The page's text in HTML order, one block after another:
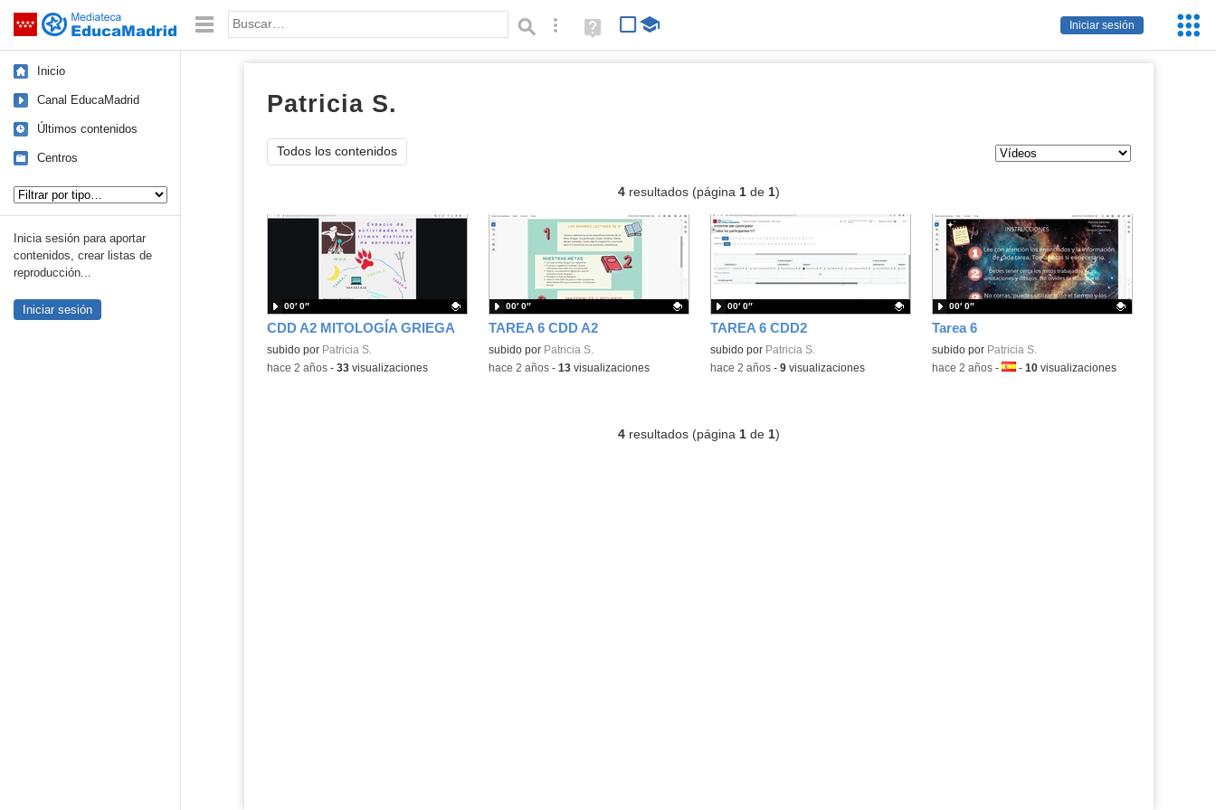
Saltar navegación
Iniciar sesión
Palabra o frase: Búsqueda avanzada
Ayuda
(en
Inicio
Canal EducaMadrid
Últimos contenidos
Centros
Inicia sesión para aportar
contenidos, crear listas de
reproducción...
Iniciar sesión
Patricia S.
Todos los contenidos
4resultados (página 1de 1)
CDD A2 MITOLOGÍA GRIEGA
Contenido educativo.
subido por Patricia S.
00′ 0″
-hace 2 años- 33visualizaciones
TAREA 6 CDD A2- Contenido educativo
Contenido educativo.
subido por Patricia S.
00′ 0″
-hace 2 años- 13visualizaciones
TAREA 6 CDD2- Contenido educativo
Contenido educativo.
subido por Patricia S.
00′ 0″
-hace 2 años- 9visualizaciones
Tarea 6
Contenido educativo.
subido por Patricia S.
00′ 0″
-hace 2 años- Idioma:
- 10visualizaciones
4resultados (página 1de 1)